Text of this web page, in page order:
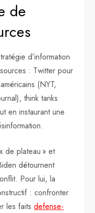
de
d’information
: Twitter pour
(NYT,
think tanks
en instaurant une
de plateau » et
détournent
Pour lui, la
: confronter
les faitsdefense-